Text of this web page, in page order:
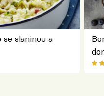
slaninou a